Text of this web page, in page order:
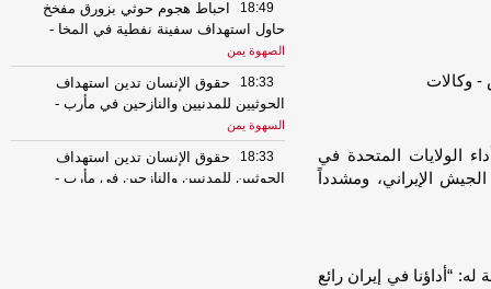
الولايات المتحدة في
الإيراني، ومشدداً
“أداؤنا في إيران رائع
18:49
احباط هجوم حوثي بزورق مفخخ
حاول استهداف سفينة نفطية في المخا -
الصهوة يمن
18:33
حقوق الإنسان تدين استهداف
الحوثيين للمدنيين والنازحين في مأرب -
السهوة يمن
18:33
حقوق الإنسان تدين استهداف
الحوثيين للمدنيين والنازحين في مأرب -